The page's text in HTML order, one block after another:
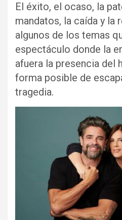
El éxito, el ocaso, la
mandatos, la caída y la
algunos de los temas
espectáculo donde la
afuera la presencia del
forma posible de
tragedia.